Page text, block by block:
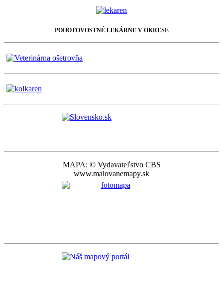
POHOTOVOSTNÉ LEKÁRNE V OKRESE
MAPA: © Vydavateľstvo CBS
www.malovanemapy.sk